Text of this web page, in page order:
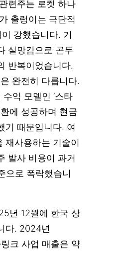
련주는 로켓 하나
출렁이는 극단적
이 강했습니다. 기
실망감으로 곤두
반복이었습니다.
완전히 다릅니다.
익 모델인 ‘스타
에 성공하며 현금
기 때문입니다. 여
재사용하는 기술이
발사 비용이 과거
으로 폭락했습니
년 12월에 한국 상
다. 2024년
크 사업 매출은 약